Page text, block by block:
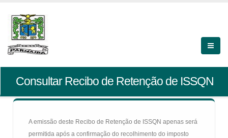
Consultar Recibo de Retenção de ISSQN
A emissão deste Recibo de Retenção de ISSQN apenas será
permitida após a confirmação do recolhimento do imposto